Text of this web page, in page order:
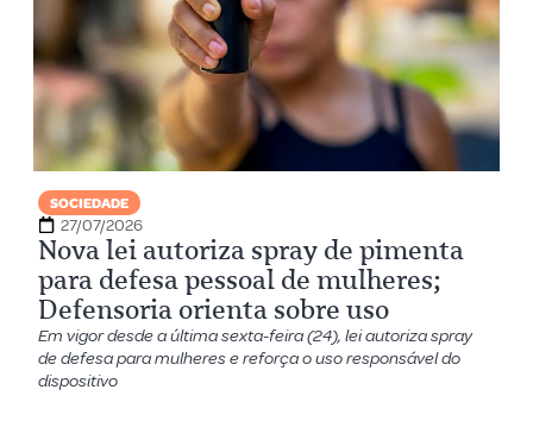
SOCIEDADE
27/07/2026
Nova lei autoriza spray de pimenta
para defesa pessoal de mulheres;
Defensoria orienta sobre uso
Em vigor desde a última sexta-feira (24), lei autoriza spray
de defesa para mulheres e reforça o uso responsável do
dispositivo